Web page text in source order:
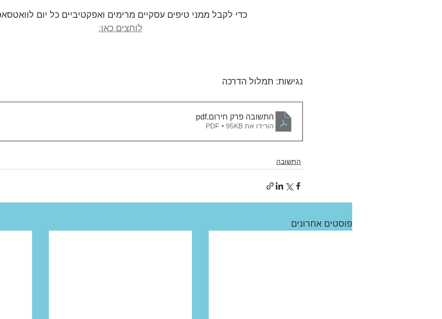
כדי לקבל ממני טיפים עסקיים מרימים ואפקטיביים כל יום
לוחצים כאן:
נגישות: תמלול הדרכה
התשובה פרק חירום.pdf
הורידו את PDF • 95KB
התשובה
פוסטים אחרונים